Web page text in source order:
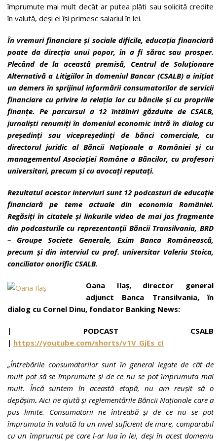
împrumute mai mult decât ar putea plăti sau solicită credite
în valută, deși ei își primesc salariul în lei.
În vremuri financiare și sociale dificile, educația financiară
poate da direcția unui popor, în a fi sărac sau prosper.
Plecând de la această premisă, Centrul de Soluționare
Alternativă a Litigiilor în domeniul Bancar (CSALB) a inițiat
un demers în sprijinul informării consumatorilor de servicii
financiare cu privire la relația lor cu băncile și cu propriile
finanțe. Pe parcursul a 12 întâlniri găzduite de CSALB,
jurnaliști renumiți în domeniul economic intră în dialog cu
președinți sau vicepreședinți de bănci comerciale, cu
directorul juridic al Băncii Naționale a României și cu
managementul Asociației Române a Băncilor, cu profesori
universitari, precum și cu avocați reputați.
Rezultatul acestor interviuri sunt 12 podcasturi de educație
financiară pe teme actuale din economia României.
Regăsiți în citatele și linkurile video de mai jos fragmente
din podcasturile cu reprezentanții Băncii Transilvania, BRD
– Groupe Societe Generale, Exim Banca Românească,
precum și din interviul cu prof. universitar Valeriu Stoica,
conciliator onorific CSALB.
Oana Ilaș, director general
adjunct Banca Transilvania, în
dialog cu Cornel Dinu, fondator Banking News:
| PODCAST CSALB
| https://youtube.com/shorts/v1V_GjEs_cI
„Întrebările consumatorilor sunt în general legate de cât de
mult pot să se împrumute și de ce nu se pot împrumuta mai
mult. Încă suntem în această etapă, nu am reușit să o
depășim. Aici ne ajută și reglementările Băncii Naționale care a
pus limite. Consumatorii ne întreabă și de ce nu se pot
împrumuta în valută la un nivel suficient de mare, comparabil
cu un împrumut pe care l-ar lua în lei, deși în acest domeniu